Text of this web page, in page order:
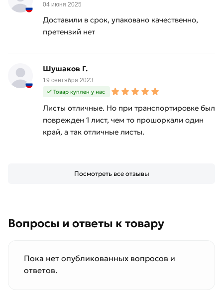
04 июня 2025
Доставили в срок, упаковано качественно,
претензий нет
Шушаков Г.
19 сентября 2023
Товар куплен у нас
Листы отличные. Но при транспортировке был
поврежден 1 лист, чем то прошоркали один
край, а так отличные листы.
Посмотреть все отзывы
Вопросы и ответы к товару
Пока нет опубликованных вопросов и
ответов.